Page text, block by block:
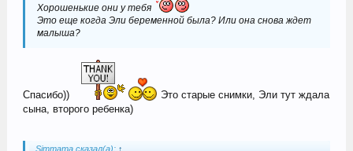
Хорошенькие они у тебя
Это еще когда Эли беременной была? Или она снова ждет
малыша?
Спасибо))
Это старые снимки, Эли тут ждала
сына, второго ребенка)
Simmama сказал(а): ↑